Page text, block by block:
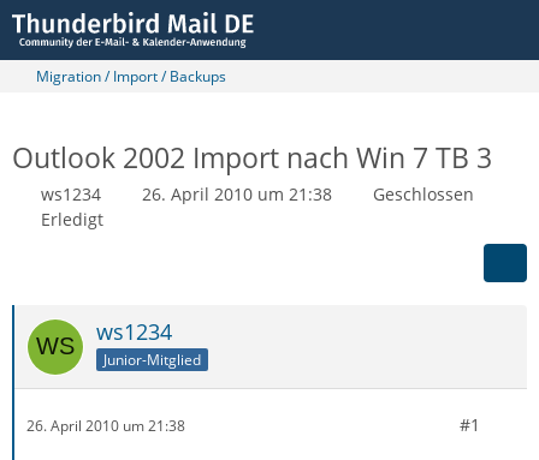
Migration / Import / Backups
Outlook 2002 Import nach Win 7 TB 3
ws1234 26. April 2010 um 21:38
Geschlossen
Erledigt
ws1234
Junior-Mitglied
26. April 2010 um 21:38 #1